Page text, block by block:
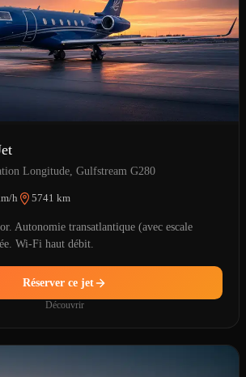
Longitude, Gulfstream G280
h 5741 km
Autonomie transatlantique (avec escale
Wi-Fi haut débit.
Réserver ce jet
Découvrir